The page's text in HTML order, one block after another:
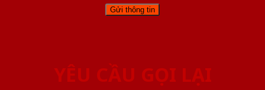
YÊU CẦU GỌI LẠI